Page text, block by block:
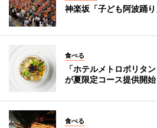
神楽坂「子ども阿波踊
食べる
「ホテルメトロポリタ
が夏限定コース提供開始
食べる